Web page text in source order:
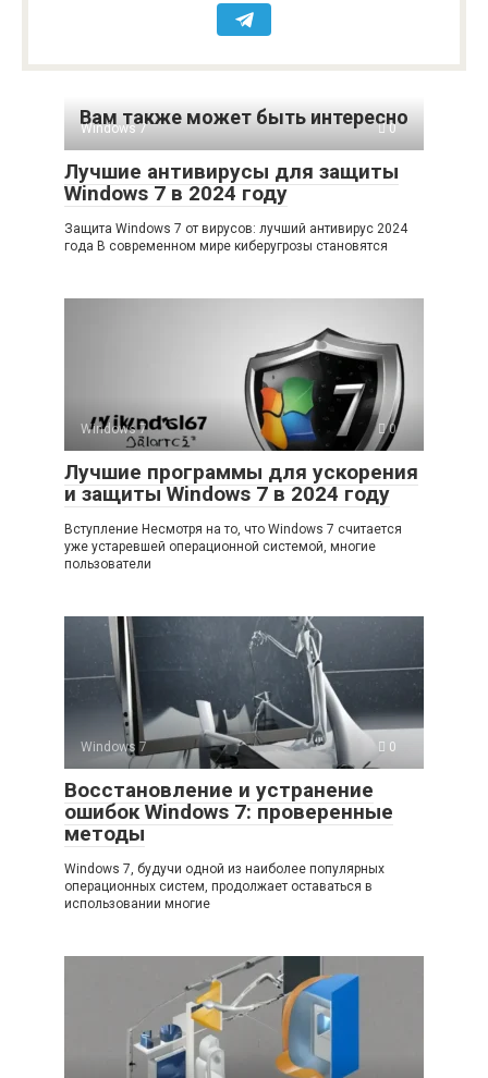
Вам также может быть интересно
Windows 7 0
Лучшие антивирусы для защиты
Windows 7 в 2024 году
Защита Windows 7 от вирусов: лучший антивирус 2024
года В современном мире киберугрозы становятся
Windows 7 0
Лучшие программы для ускорения
и защиты Windows 7 в 2024 году
Вступление Несмотря на то, что Windows 7 считается
уже устаревшей операционной системой, многие
пользователи
Windows 7 0
Восстановление и устранение
ошибок Windows 7: проверенные
методы
Windows 7, будучи одной из наиболее популярных
операционных систем, продолжает оставаться в
использовании многие